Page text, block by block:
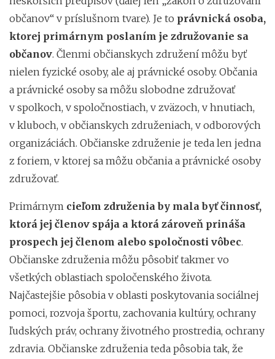
občanov“ v príslušnom tvare). Je to právnická osoba,
ktorej primárnym poslaním je združovanie sa
občanov. Členmi občianskych združení môžu byť
nielen fyzické osoby, ale aj právnické osoby. Občania
a právnické osoby sa môžu slobodne združovať
v spolkoch, v spoločnostiach, v zväzoch, v hnutiach,
v kluboch, v občianskych združeniach, v odborových
organizáciách. Občianske združenie je teda len jedna
z foriem, v ktorej sa môžu občania a právnické osoby
združovať.
Primárnym cieľom združenia by mala byť činnosť,
ktorá jej členov spája a ktorá zároveň prináša
prospech jej členom alebo spoločnosti vôbec.
Občianske združenia môžu pôsobiť takmer vo
všetkých oblastiach spoločenského života.
Najčastejšie pôsobia v oblasti poskytovania sociálnej
pomoci, rozvoja športu, zachovania kultúry, ochrany
ľudských práv, ochrany životného prostredia, ochrany
zdravia. Občianske združenia teda pôsobia tak, že